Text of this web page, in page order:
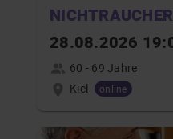
NICHTRAUCHER
28.08.2026
60 - 69 Jahre
Kiel
online